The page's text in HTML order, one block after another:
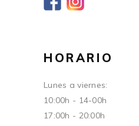
HORARIO
Lunes a viernes:
10:00h - 14-00h
17:00h - 20:00h